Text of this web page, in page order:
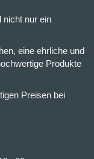
nicht nur ein
eine ehrliche und
Produkte
Preisen bei